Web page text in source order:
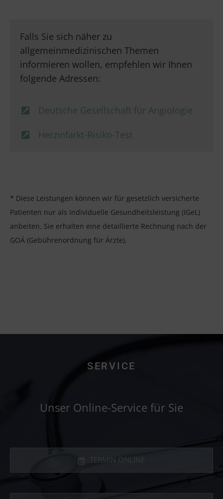
Falls Sie sich näher zu
allgemeinmedizinischen Themen
informieren wollen, empfehlen wir Ihnen
folgende Adressen:
Deutsche Gesellschaft für Angiologie
Herzinfarkt-Risiko-Test
* Diese Leistungen können wir für gesetzlich versicherte
Patienten nur als Individuelle Gesundheitsleistung (IGeL)
anbeiten. Sie erhalten eine detaillierte Rechnung nach der
GOÄ (Gebührenordnung für Ärzte).
SERVICE
Unser Online-Service für Sie
TERMIN ONLINE